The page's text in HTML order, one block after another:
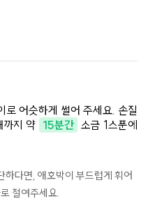
어슷하게 썰어 주세요. 손질
까지 약 15분간 소금 1스푼에
하다면, 애호박이 부드럽게 휘어
절여주세요.